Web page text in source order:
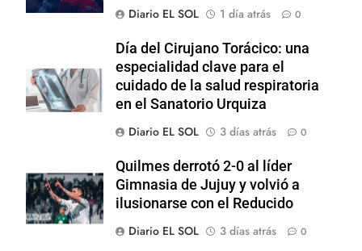
Diario EL SOL
1 día atrás 0
Día del Cirujano Torácico: una
especialidad clave para el
cuidado de la salud respiratoria
en el Sanatorio Urquiza
Diario EL SOL
3 días atrás 0
Quilmes derrotó 2-0 al líder
Gimnasia de Jujuy y volvió a
ilusionarse con el Reducido
Diario EL SOL
3 días atrás 0